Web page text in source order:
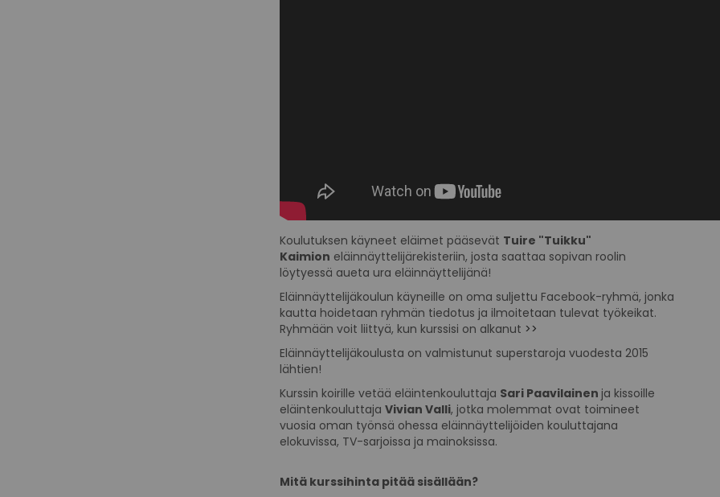
Koulutuksen käyneet eläimet pääsevät Tuire "Tuikku"
Kaimion eläinnäyttelijärekisteriin, josta saattaa sopivan roolin
löytyessä aueta ura eläinnäyttelijänä!
Eläinnäyttelijäkoulun käyneille on oma suljettu Facebook-ryhmä, jonka
kautta hoidetaan ryhmän tiedotus ja ilmoitetaan tulevat työkeikat.
Ryhmään voit liittyä, kun kurssisi on alkanut >>
Eläinnäyttelijäkoulusta on valmistunut superstaroja vuodesta 2015
lähtien!
Kurssin koirille vetää eläintenkouluttaja Sari Paavilainen ja kissoille
eläintenkouluttaja Vivian Valli, jotka molemmat ovat toimineet
vuosia oman työnsä ohessa eläinnäyttelijöiden kouluttajana
elokuvissa, TV-sarjoissa ja mainoksissa.
Mitä kurssihinta pitää sisällään?